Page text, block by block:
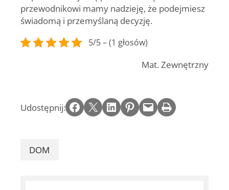
przewodnikowi mamy nadzieję, że podejmiesz
świadomą i przemyślaną decyzję.
5/5 – (1 głosów)
Mat. Zewnętrzny
Udostępnij: Share on Facebook Email this Page Share on LinkedIn Share on Pinterest Email this Page Print this Page
DOM